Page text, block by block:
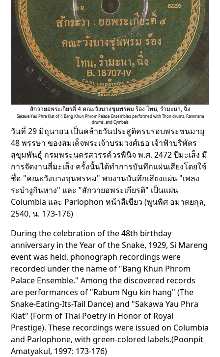
สักวายอพระเกียรติ์ 4 คณะวังบางขุนพรหม ร้อง โทน, รำมะนา, ฉิ่ง
Sakawa Yau Phra Kiat of 4 Bang Khun Phrom Palace Ensembles performed with Thon drums, Rammana
drums, and Cymbals
วันที่ 29 มิถุนายน เป็นคล้ายวันประสูติครบรอบพระชนมายุ
48 พรรษา ของสมเด็จพระเจ้าบรมวงศ์เธอ เจ้าฟ้าบริพัตร
สุขุมพันธุ์ กรมพระนครสวรรค์วรพินิจ พ.ศ. 2472 ปีมะเส็ง มี
การจัดงานสี่มะเส็ง ครั้งนั้นได้ทำการบันทึกแผ่นเสียงโดยใช้
ชื่อ "คณะวังบางขุนพรหม" พบงานบันทึกเสียงแผ่น "เพลง
ระบำงูกินหาง" และ "สักวายอพระเกียรติ" เป็นแผ่น
Columbia และ Parlophon หน้าสีเขียว (พูนพิศ อมาตยกุล,
2540, น. 173-176)
During the celebration of the 48th birthday
anniversary in the Year of the Snake, 1929, Si Mareng
event was held, phonograph recordings were
recorded under the name of "Bang Khun Phrom
Palace Ensemble." Among the discovered records
are performances of "Rabum Ngu kin hang" (The
Snake-Eating-Its-Tail Dance) and "Sakawa Yau Phra
Kiat" (Form of Thai Poetry in Honor of Royal
Prestige). These recordings were issued on Columbia
and Parlophone, with green-colored labels.(Poonpit
Amatyakul, 1997: 173-176)